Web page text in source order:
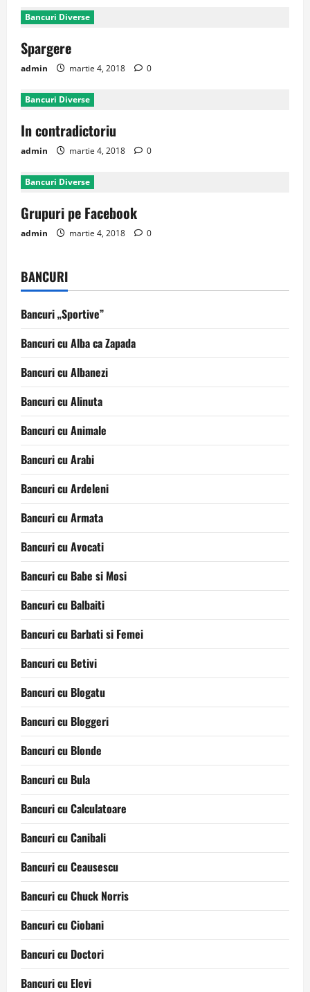
Bancuri Diverse
Spargere
admin martie 4, 2018 0
Bancuri Diverse
In contradictoriu
admin martie 4, 2018 0
Bancuri Diverse
Grupuri pe Facebook
admin martie 4, 2018 0
BANCURI
Bancuri „Sportive”
Bancuri cu Alba ca Zapada
Bancuri cu Albanezi
Bancuri cu Alinuta
Bancuri cu Animale
Bancuri cu Arabi
Bancuri cu Ardeleni
Bancuri cu Armata
Bancuri cu Avocati
Bancuri cu Babe si Mosi
Bancuri cu Balbaiti
Bancuri cu Barbati si Femei
Bancuri cu Betivi
Bancuri cu Blogatu
Bancuri cu Bloggeri
Bancuri cu Blonde
Bancuri cu Bula
Bancuri cu Calculatoare
Bancuri cu Canibali
Bancuri cu Ceausescu
Bancuri cu Chuck Norris
Bancuri cu Ciobani
Bancuri cu Doctori
Bancuri cu Elevi